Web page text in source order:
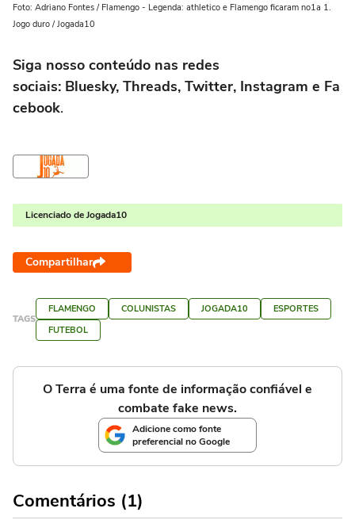
Foto: Adriano Fontes / Flamengo - Legenda: athletico e Flamengo ficaram no1a 1.
Jogo duro / Jogada10
Siga nosso conteúdo nas redes
sociais: Bluesky, Threads, Twitter, Instagram e Fa
cebook.
Licenciado de Jogada10
Compartilhar
TAGS
FLAMENGO COLUNISTAS JOGADA10
ESPORTES
FUTEBOL
O Terra é uma fonte de informação confiável e
combate fake news.
Adicione como fonte
preferencial no Google
Comentários (1)